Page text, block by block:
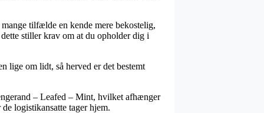
tilfælde en kende mere bekostelig,
stiller krav om at du opholder dig i
lige om lidt, så herved er det bestemt
– Leafed – Mint, hvilket afhænger
logistikansatte tager hjem.